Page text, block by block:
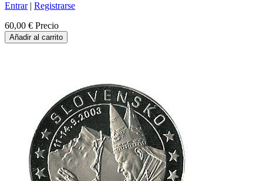
Entrar| Registrarse
60,00 € Precio
Añadir al carrito